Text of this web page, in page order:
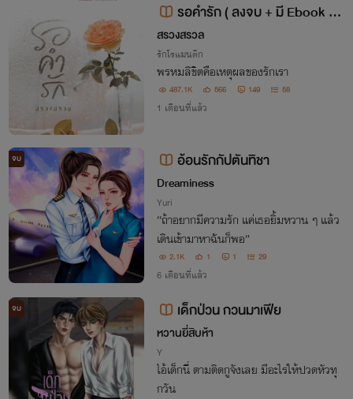
นจบ!รอคำรัก ( ลงจบ + มี Ebook /
ติดเหรียญ )
สรวงสรวล
รักโรแมนติก
พรหมลิขิตคือเหตุผลของรักเรา
487.1K 566 149 58
1 เดือนที่แล้ว
จบ อ้อนรักกัปตันทิชา
Dreaminess
Yuri
“ถ้าอยากมีความรัก แค่เธอยิ้มหวาน ๆ แล้ว
เดินเข้ามาหาฉันก็พอ”
2.1K 1 1 29
6 เดือนที่แล้ว
จบ เด็กป่วน กวนมาเฟีย
หวานยี่สิบห้า
Y
ไอ้เด็กนี่ ตามติดกูจังเลย มีอะไรให้ปวดหัวทุ
กวัน